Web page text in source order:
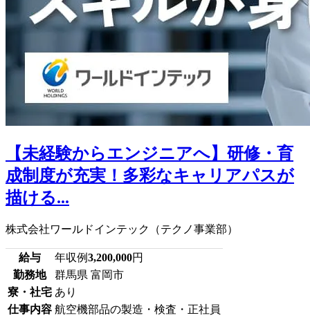
【未経験からエンジニアへ】研修・育
成制度が充実！多彩なキャリアパスが
描ける...
株式会社ワールドインテック（テクノ事業部）
給与 年収例3,200,000円
勤務地
群馬県 富岡市
寮・社宅 あり
仕事内容 航空機部品の製造・検査・正社員